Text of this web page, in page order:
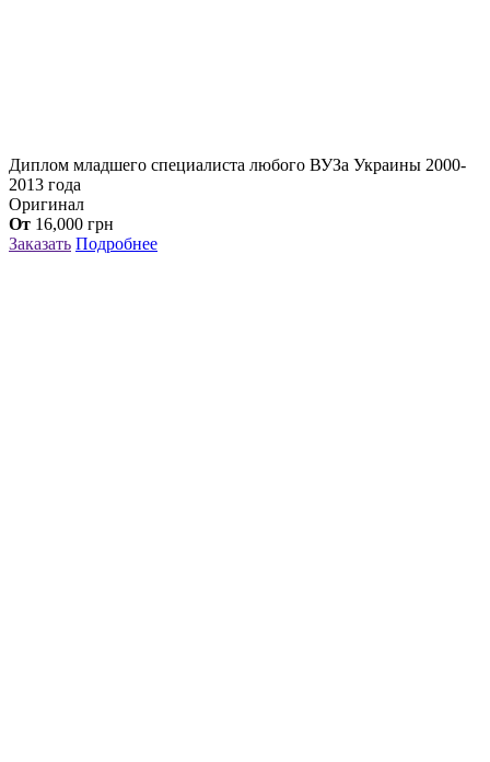
Диплом младшего специалиста любого ВУЗа Украины 2000-
2013 года
Оригинал
От 16,000 грн
Заказать Подробнее